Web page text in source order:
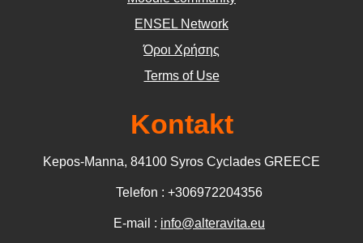
Info
Moodle community
ΕΝSEL Network
Όροι Χρήσης
Terms of Use
Kontakt
Kepos-Manna, 84100 Syros Cyclades GREECE